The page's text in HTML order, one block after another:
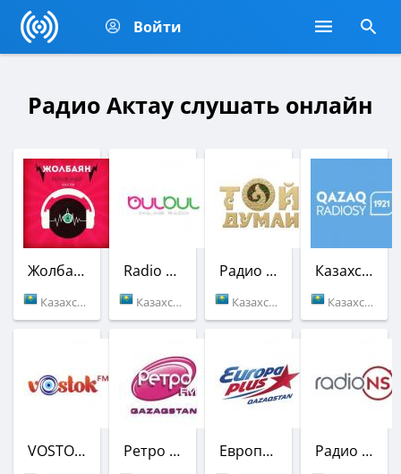
Войти
Радио Актау слушать онлайн
Жолбаян Radiosu
Казахстан (104.6 FM)
Radio Bulbul
Казахстан (Актау)
Радио Той Думан
Казахстан (105.0 FM)
Казахское Радио
Казахстан (100.5 FM)
VOSTOK FM Ретро FM Европа Плюс Радио NS